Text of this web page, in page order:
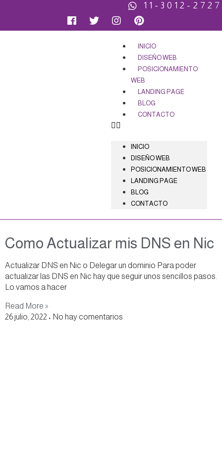
11-3012-2727
INICIO
DISEÑO WEB
POSICIONAMIENTO
WEB
LANDING PAGE
BLOG
CONTACTO
INICIO
DISEÑO WEB
POSICIONAMIENTO WEB
LANDING PAGE
BLOG
CONTACTO
Como Actualizar mis DNS en Nic
Actualizar DNS en Nic o Delegar un dominio Para poder
actualizar las DNS en Nic hay que seguir unos sencillos pasos.
Lo vamos a hacer
Read More »
26 julio, 2022
No hay comentarios